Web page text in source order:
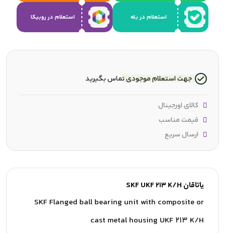
استعلام در بله استعلام در روبیکا
یاتاقان SKF UKF 213 K/H
SKF Flanged ball bearing unit with composite or
cast metal housing UKF 213 K/H
جهت استعلام موجودی تماس بگیرید
کالای اورجینال
قیمت مناسب
ارسال سریع